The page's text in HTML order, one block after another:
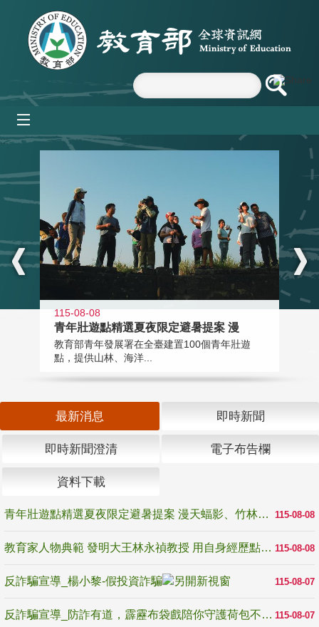
跳到主要內容區塊
:::
115-08-08
青年壯遊點精選夏夜限定避暑提案 漫
教育部青年發展署在全臺建置100個青年壯遊
點，提供山林、海洋...
最新消息 即時新聞
即時新聞澄清 電子布告欄
資料下載
115-08-08
青年壯遊點精選夏夜限定避暑提案 漫天蝠影、竹林尋蛙、茶香夜觀 邀青年暮色出發
115-08-08
教育家人物典範 發明大王林永禎教授 用自身經歷點亮學生的路
115-08-07
反詐騙宣導_楊小黎-假投資詐騙
115-08-07
反詐騙宣導_防詐有道，霹靂布袋戲陪你守護荷包不受騙